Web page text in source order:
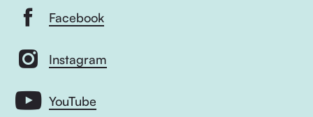
Facebook
Instagram
YouTube